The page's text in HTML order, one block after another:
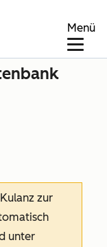
Menü
zur
unter